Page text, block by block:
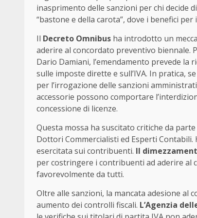
inasprimento delle sanzioni per chi decide
“bastone e della carota”, dove i benefici
Il Decreto Omnibus ha introdotto un
aderire al concordato preventivo biennale.
Dario Damiani, l’emendamento prevede la
sulle imposte dirette e sull’IVA. In pratica,
per l’irrogazione delle sanzioni
accessorie possono comportare
concessione di licenze.
Questa mossa ha suscitato critiche da
Dottori Commercialisti ed Esperti
esercitata sui contribuenti. Il
per costringere i contribuenti ad aderire al
favorevolmente da tutti.
Oltre alle sanzioni, la mancata adesione al
aumento dei controlli fiscali. L’Agenzia